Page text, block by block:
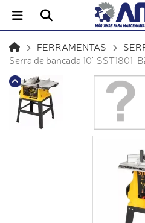
FERRAMENTAS
Serra de bancada 10" SST1801-